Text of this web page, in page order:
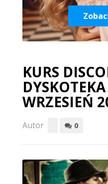
KURS
WRZESIEŃ
Autor 0